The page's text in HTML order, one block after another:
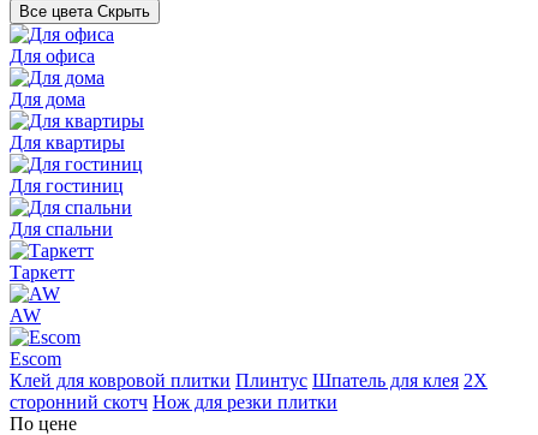
Все цвета Скрыть
Для офиса
Для дома
Для квартиры
Для гостиниц
Для спальни
Таркетт
AW
Escom
Клей для ковровой плитки Плинтус Шпатель для клея 2Х
сторонний скотч Нож для резки плитки
По цене